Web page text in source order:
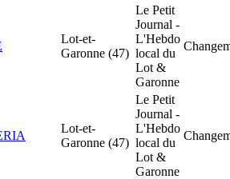
Lot-et-
Garonne (47)
Le Petit
Journal -
L'Hebdo
local du
Lot &
Garonne
Lot-et-
Garonne (47)
Le Petit
Journal -
L'Hebdo
local du
Lot &
Garonne